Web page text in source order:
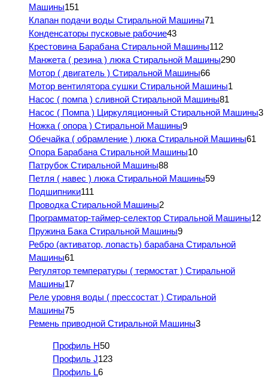
Машины151
Клапан подачи воды Стиральной Машины71
Конденсаторы пусковые рабочие43
Крестовина Барабана Стиральной Машины112
Манжета ( резина ) люка Стиральной Машины290
Мотор ( двигатель ) Стиральной Машины66
Мотор вентилятора сушки Стиральной Машины1
Насос ( помпа ) сливной Стиральной Машины81
Насос ( Помпа ) Циркуляционный Стиральной Машины3
Ножка ( опора ) Стиральной Машины9
Обечайка ( обрамление ) люка Стиральной Машины61
Опора Барабана Стиральной Машины10
Патрубок Стиральной Машины88
Петля ( навес ) люка Стиральной Машины59
Подшипники111
Проводка Стиральной Машины2
Программатор-таймер-селектор Стиральной Машины12
Пружина Бака Стиральной Машины9
Ребро (активатор, лопасть) барабана Стиральной
Машины61
Регулятор температуры ( термостат ) Стиральной
Машины17
Реле уровня воды ( прессостат ) Стиральной
Машины75
Ремень приводной Стиральной Машины3
Профиль H50
Профиль J123
Профиль L6